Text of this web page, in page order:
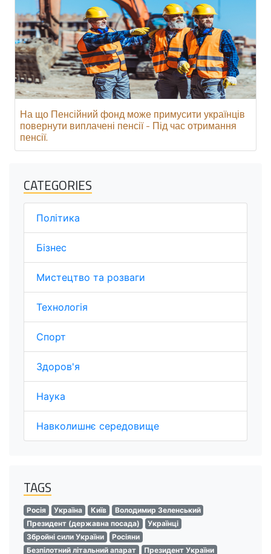
На що Пенсійний фонд може примусити українців
повернути виплачені пенсії - Під час отримання
пенсії.
CATEGORIES
Політика
Бізнес
Мистецтво та розваги
Технологія
Спорт
Здоров'я
Наука
Навколишнє середовище
TAGS
Росія Україна Київ
Володимир Зеленський
Президент (державна посада)
Українці
Збройні сили України
Росіяни
Безпілотний літальний апарат
Президент України